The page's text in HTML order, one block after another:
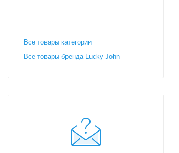
Все товары категории
Все товары бренда Lucky John